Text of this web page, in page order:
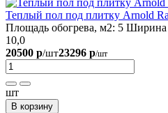
Теплый пол под плитку Arnold
Площадь обогрева, м2: 5 Ширина
10,0
20500 р/шт23296 р/шт
шт
В корзину